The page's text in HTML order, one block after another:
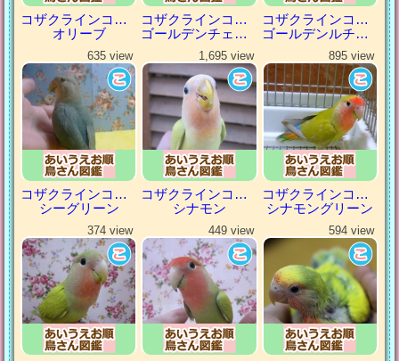
コザクラインコ（小桜インコ）
オリーブ
コザクラインコ（小桜インコ）
ゴールデンチェリー
コザクラインコ（小桜インコ）
ゴールデンルチノー
635 view
コザクラインコ（小桜インコ）
シーグリーン
1,695 view
コザクラインコ（小桜インコ）
シナモン
895 view
コザクラインコ（小桜インコ）
シナモングリーン
374 view 449 view 594 view